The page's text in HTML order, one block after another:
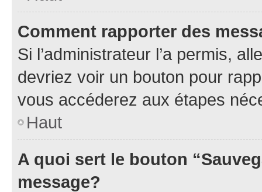
Comment rapporter des
Si l’administrateur l’a permis,
devriez voir un bouton pour
vous accéderez aux étapes
Haut
A quoi sert le bouton
message?